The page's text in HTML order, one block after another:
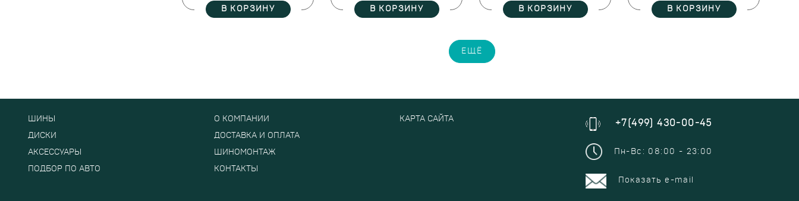
В КОРЗИНУ В КОРЗИНУ В КОРЗИНУ В КОРЗИНУ
ЕЩЁ
ШИНЫ
ДИСКИ
АКСЕССУАРЫ
ПОДБОР ПО АВТО
О КОМПАНИИ
ДОСТАВКА И ОПЛАТА
ШИНОМОНТАЖ
КОНТАКТЫ
КАРТА САЙТА +7(499) 430-00-45
Пн-Вс: 08:00 - 23:00
Показать e-mail